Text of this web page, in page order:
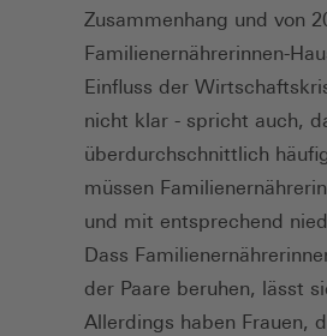
Zusammenhang und von
Familienernährerinnen-
Einfluss der
nicht klar - spricht auch,
überdurchschnittlich
müssen
und mit entsprechend
Dass
der Paare beruhen, lässt
Allerdings haben Frauen,